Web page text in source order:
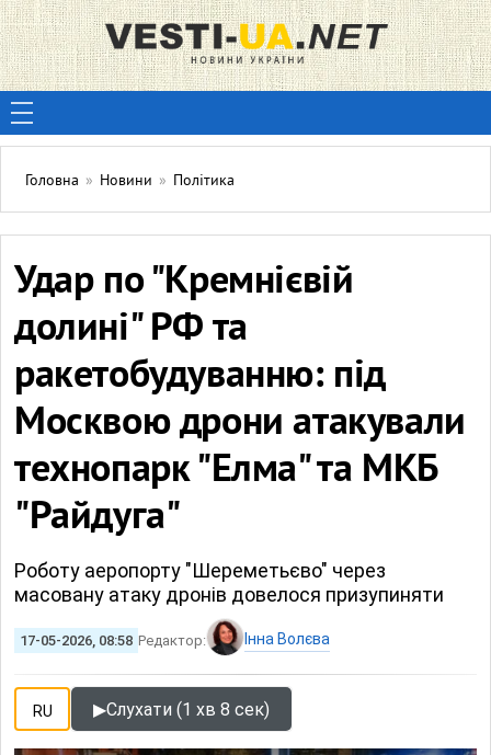
Головна » Новини » Політика
Удар по "Кремнієвій
долині" РФ та
ракетобудуванню: під
Москвою дрони атакували
технопарк "Елма" та МКБ
"Райдуга"
Роботу аеропорту "Шереметьєво" через
масовану атаку дронів довелося призупиняти
17-05-2026, 08:58 Редактор: Інна Волєва
RU ▶Слухати (1 хв 8 сек)